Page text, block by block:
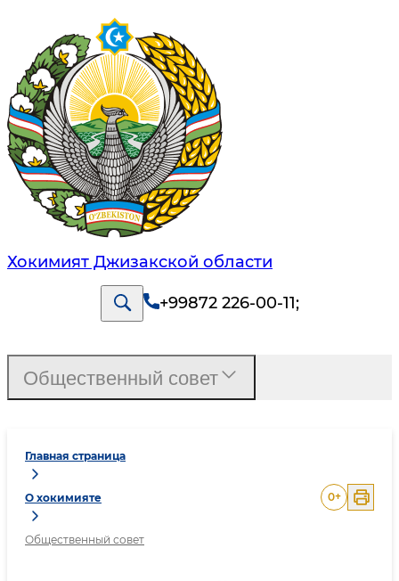
Хокимият Джизакской области
+99872 226-00-11;
Главная страница
О хокимияте
Общественный совет
0+
Общественный совет